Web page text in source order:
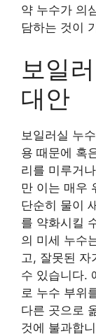
약 누수가 의
담하는 것이
보일
대안
보일러실 누
용 때문에 혹
리를 미루거
만 이는 매우
단순히 물이
를 약화시킬
의 미세 누수
고, 잘못된 자
수 있습니다.
로 누수 부위
다른 곳으로
것에 불과합